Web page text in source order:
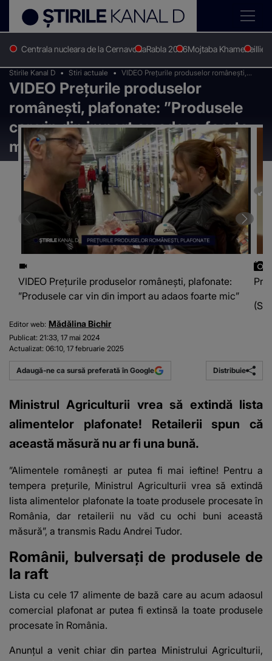
Centrala nucleara de la CernavodaRabla 2026Mojtaba KhameneiIlie
Stirile Kanal D Stiri actuale
VIDEO Prețurile produselor românești,
plafonate: ”Produsele car vin din import au
adaos foarte mic”
VIDEO Prețurile produselor
românești, plafonate: ”Produsele
car vin din import au adaos foarte
mic”
VIDEO Prețurile produselor românești, plafonate:
”Produsele car vin din import au adaos foarte mic”
Editor web: Mădălina Bichir
Publicat: 21:33, 17 mai 2024
Actualizat: 06:10, 17 februarie 2025
Adaugă-ne ca sursă preferată în Google Distribuie
Ministrul Agriculturii vrea să extindă lista
alimentelor plafonate! Retailerii spun că
această măsură nu ar fi una bună.
”Alimentele românești ar putea fi mai ieftine! Pentru a
tempera prețurile, Ministrul Agriculturii vrea să extindă
lista alimentelor plafonate la toate produsele procesate în
România, dar retailerii nu văd cu ochi buni această
măsură”, a transmis Radu Andrei Tudor.
Românii, bulversați de produsele de
la raft
Lista cu cele 17 alimente de bază care au acum adaosul
comercial plafonat ar putea fi extinsă la toate produsele
procesate în România.
Anunțul a venit chiar din partea Ministrului Agriculturii,